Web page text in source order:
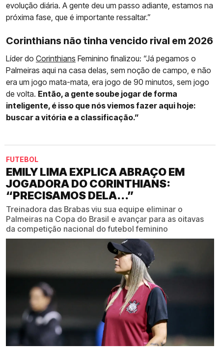
evolução diária. A gente deu um passo adiante, estamos na
próxima fase, que é importante ressaltar.”
Corinthians não tinha vencido rival em 2026
Líder do Corinthians Feminino finalizou: “Já pegamos o
Palmeiras aqui na casa delas, sem noção de campo, e não
era um jogo mata-mata, era jogo de 90 minutos, sem jogo
de volta. Então, a gente soube jogar de forma
inteligente, é isso que nós viemos fazer aqui hoje:
buscar a vitória e a classificação.”
FUTEBOL
EMILY LIMA EXPLICA ABRAÇO EM
JOGADORA DO CORINTHIANS:
“PRECISAMOS DELA...”
Treinadora das Brabas viu sua equipe eliminar o
Palmeiras na Copa do Brasil e avançar para as oitavas
da competição nacional do futebol feminino